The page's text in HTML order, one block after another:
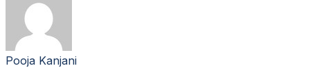
Pooja Kanjani